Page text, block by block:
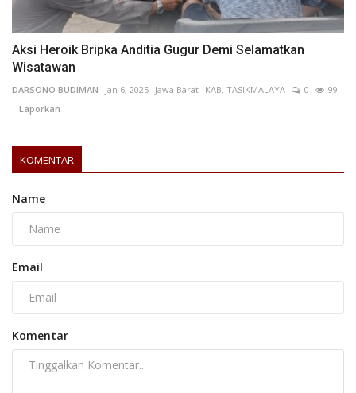
Aksi Heroik Bripka Anditia Gugur Demi Selamatkan
Wisatawan
DARSONO BUDIMAN Jan 6, 2025 Jawa Barat KAB. TASIKMALAYA 0
99
Laporkan
KOMENTAR
Name
Email
Komentar